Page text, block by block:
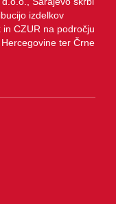
izdelkov
in CZUR na področju
ter Črne